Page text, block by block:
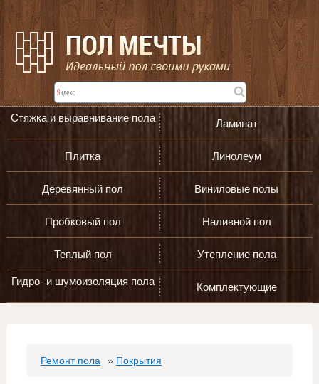
Стяжка и выравнивание пола Ламинат
Плитка Линолеум
Деревянный пол Виниловые полы
Пробковый пол Наливной пол
Теплый пол Утепление пола
Гидро- и шумоизоляция пола Комплектующие
Ремонт пола » Покрытия